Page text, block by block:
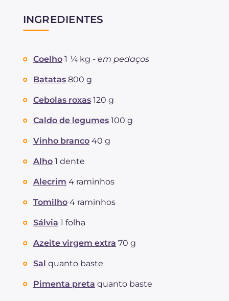
INGREDIENTES
Coelho 1 ¼ kg - em pedaços
Batatas 800 g
Cebolas roxas 120 g
Caldo de legumes 100 g
Vinho branco 40 g
Alho 1 dente
Alecrim 4 raminhos
Tomilho 4 raminhos
Sálvia 1 folha
Azeite virgem extra 70 g
Sal quanto baste
Pimenta preta quanto baste